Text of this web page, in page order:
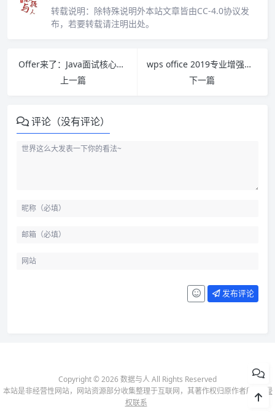
转载说明： 除特殊说明外本站文章皆由CC-4.0协议发
布，若要转载请注明出处。
Offer来了：Java面试核心知识点精讲（原理篇）PDF下载
上一篇
wps office 2019专业增强版破解版下载及安装使用教程
下一篇
评论（没有评论）
发布评论
Copyright © 2026 数据与人 All Rights Reserved
本站是非经营性网站，网站资源部分收集整理于互联网，其著作权归原作者所有-
侵
权联系